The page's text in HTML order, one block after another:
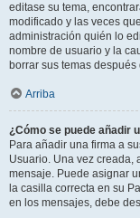
editase su tema,
modificado y las veces
administración quién lo
nombre de usuario y la
borrar sus temas
Arriba
¿Cómo se puede añadir
Para añadir una firma a
Usuario. Una vez creada,
mensaje. Puede asignar
la casilla correcta en su
en los mensajes, debe